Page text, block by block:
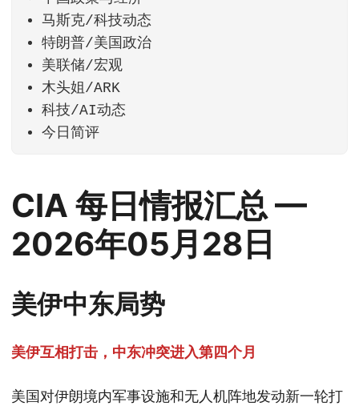
马斯克/科技动态
特朗普/美国政治
美联储/宏观
木头姐/ARK
科技/AI动态
今日简评
CIA 每日情报汇总 —
2026年05月28日
美伊中东局势
美伊互相打击，中东冲突进入第四个月
美国对伊朗境内军事设施和无人机阵地发动新一轮打